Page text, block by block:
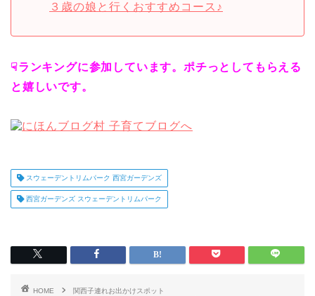
３歳の娘と行くおすすめコース♪
☟ランキングに参加しています。ポチっとしてもらえる
と嬉しいです。
スウェーデントリムパーク 西宮ガーデンズ
西宮ガーデンズ スウェーデントリムパーク
HOME
関西子連れお出かけスポット